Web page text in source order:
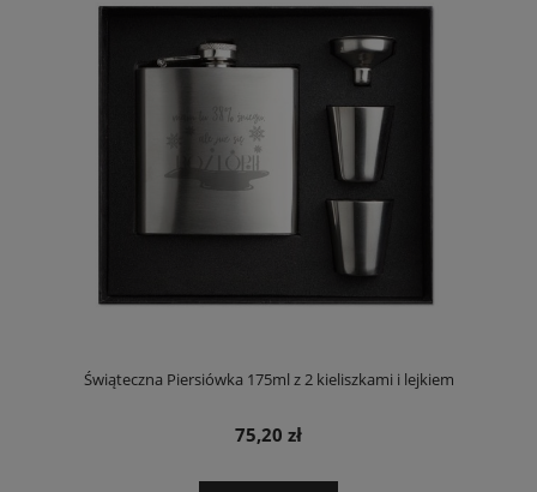
Świąteczna Piersiówka 175ml z 2 kieliszkami i lejkiem
75,20 zł